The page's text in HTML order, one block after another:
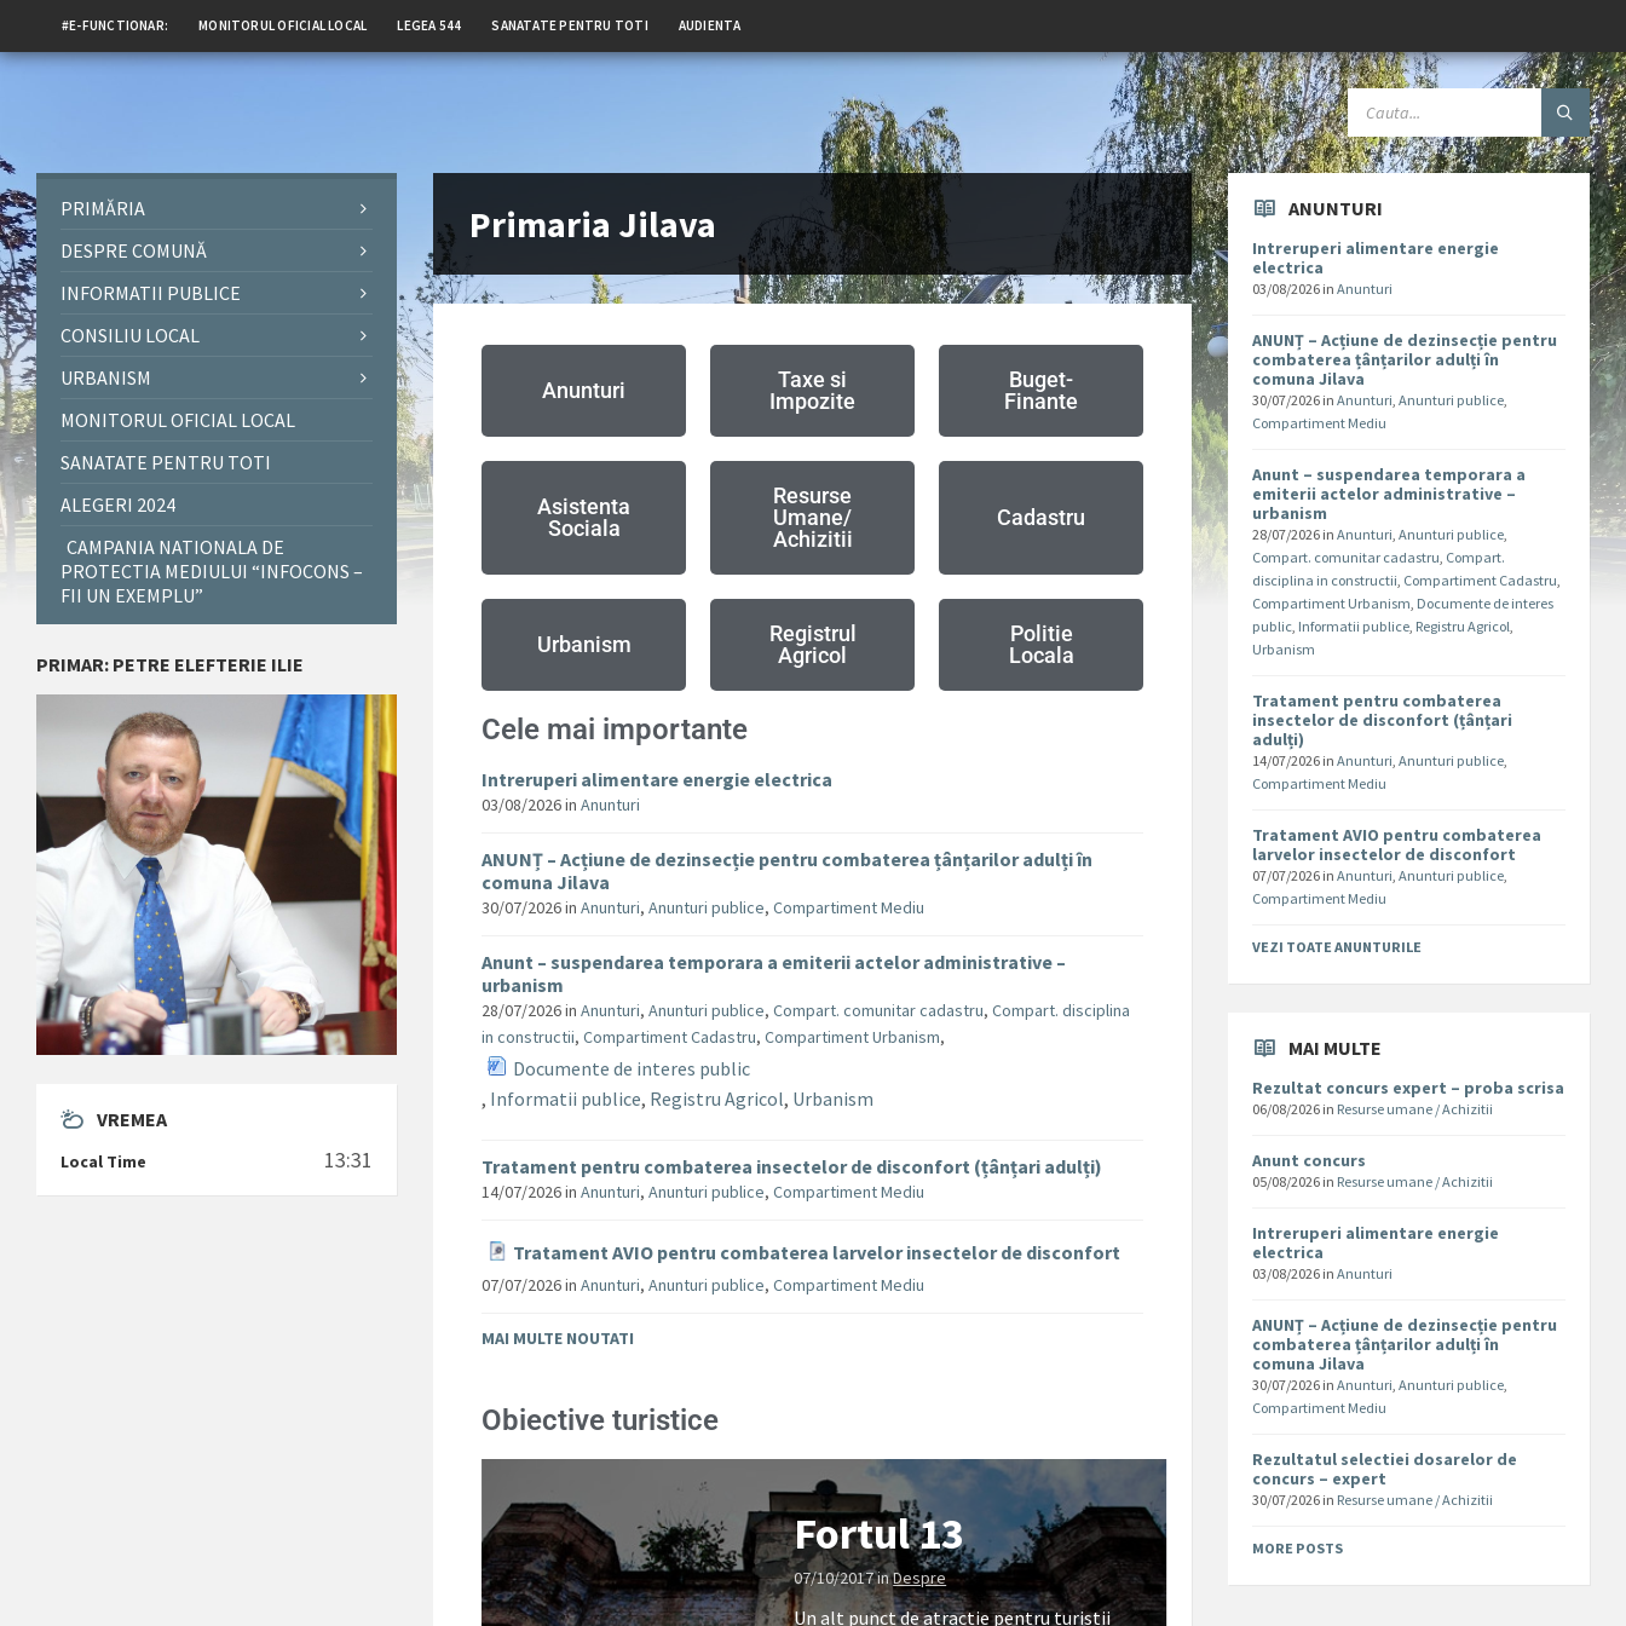
#E-FUNCTIONAR: MONITORUL OFICIAL LOCAL LEGEA 544 SANATATE PENTRU TOTI AUDIENTA
Primaria Jilava
Anunturi
Taxe si
Impozite
Buget-
Finante
Asistenta
Sociala
Resurse
Umane/
Achizitii
Cadastru
Urbanism
Registrul
Agricol
Politie
Locala
Cele mai importante
Intreruperi alimentare energie electrica
03/08/2026inAnunturi
ANUNȚ – Acțiune de dezinsecție pentru combaterea țânțarilor adulți în
comuna Jilava
30/07/2026inAnunturi,Anunturi publice,Compartiment Mediu
Anunt – suspendarea temporara a emiterii actelor administrative –
urbanism
28/07/2026inAnunturi,Anunturi publice,Compart. comunitar cadastru,Compart. disciplina
in constructii,Compartiment Cadastru,Compartiment Urbanism,
Documente de interes public
, Informatii publice, Registru Agricol, Urbanism
Tratament pentru combaterea insectelor de disconfort (țânțari adulți)
14/07/2026inAnunturi,Anunturi publice,Compartiment Mediu
Tratament AVIO pentru combaterea larvelor insectelor de disconfort
07/07/2026inAnunturi,Anunturi publice,Compartiment Mediu
MAI MULTE NOUTATI
Obiective turistice
Fortul 13
07/10/2017inDespre
Un alt punct de atractie pentru turistii
PRIMĂRIA
DESPRE COMUNĂ
INFORMATII PUBLICE
CONSILIU LOCAL
URBANISM
MONITORUL OFICIAL LOCAL
SANATATE PENTRU TOTI
ALEGERI 2024
CAMPANIA NATIONALA DE
PROTECTIA MEDIULUI “INFOCONS –
FII UN EXEMPLU”
PRIMAR: PETRE ELEFTERIE ILIE
VREMEA
Local Time 13:31
ANUNTURI
Intreruperi alimentare energie
electrica
03/08/2026 inAnunturi
ANUNȚ – Acțiune de dezinsecție pentru
combaterea țânțarilor adulți în
comuna Jilava
30/07/2026 inAnunturi,Anunturi publice,
Compartiment Mediu
Anunt – suspendarea temporara a
emiterii actelor administrative –
urbanism
28/07/2026 inAnunturi,Anunturi publice,
Compart. comunitar cadastru, Compart.
disciplina in constructii, Compartiment Cadastru,
Compartiment Urbanism, Documente de interes
public, Informatii publice, Registru Agricol,
Urbanism
Tratament pentru combaterea
insectelor de disconfort (țânțari
adulți)
14/07/2026 inAnunturi,Anunturi publice,
Compartiment Mediu
Tratament AVIO pentru combaterea
larvelor insectelor de disconfort
07/07/2026 inAnunturi,Anunturi publice,
Compartiment Mediu
VEZI TOATE ANUNTURILE
MAI MULTE
Rezultat concurs expert – proba scrisa
06/08/2026 in Resurse umane / Achizitii
Anunt concurs
05/08/2026 in Resurse umane / Achizitii
Intreruperi alimentare energie
electrica
03/08/2026 inAnunturi
ANUNȚ – Acțiune de dezinsecție pentru
combaterea țânțarilor adulți în
comuna Jilava
30/07/2026 inAnunturi,Anunturi publice,
Compartiment Mediu
Rezultatul selectiei dosarelor de
concurs – expert
30/07/2026 in Resurse umane / Achizitii
MORE POSTS